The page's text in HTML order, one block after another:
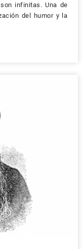
son infinitas. Una de
del humor y la